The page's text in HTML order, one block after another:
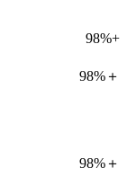
98%+
98%＋
98%＋